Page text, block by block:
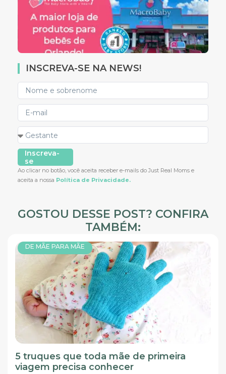
INSCREVA-SE NA NEWS!
Inscreva-
se
Ao clicar no botão, você aceita receber e-mails do Just Real Moms e
aceita a nossa Política de Privacidade.
GOSTOU DESSE POST? CONFIRA
TAMBÉM:
DE MÃE PARA MÃE
5 truques que toda mãe de primeira
viagem precisa conhecer